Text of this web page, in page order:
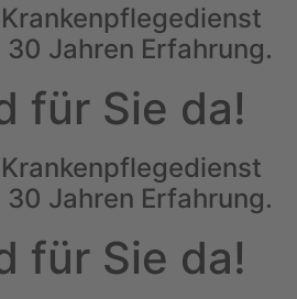
30 Jahren Erfahrung.
für Sie da!
30 Jahren Erfahrung.
für Sie da!